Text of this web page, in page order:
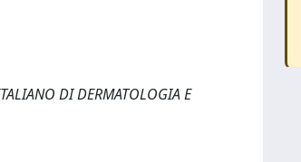
DI DERMATOLOGIA E